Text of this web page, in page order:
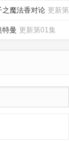
之魔法香对论 更新第
特曼 更新第01集